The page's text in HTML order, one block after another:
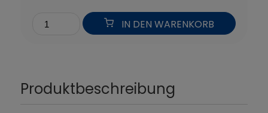
IN DEN WARENKORB
Produktbeschreibung